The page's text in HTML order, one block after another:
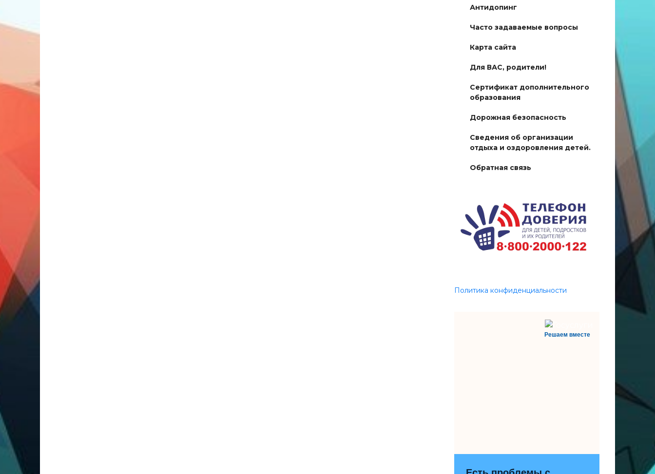
Антидопинг
Часто задаваемые вопросы
Карта сайта
Для ВАС, родители!
Сертификат дополнительного
образования
Дорожная безопасность
Сведения об организации
отдыха и оздоровления детей.
Обратная связь
Политика конфиденциальности
Решаем вместе